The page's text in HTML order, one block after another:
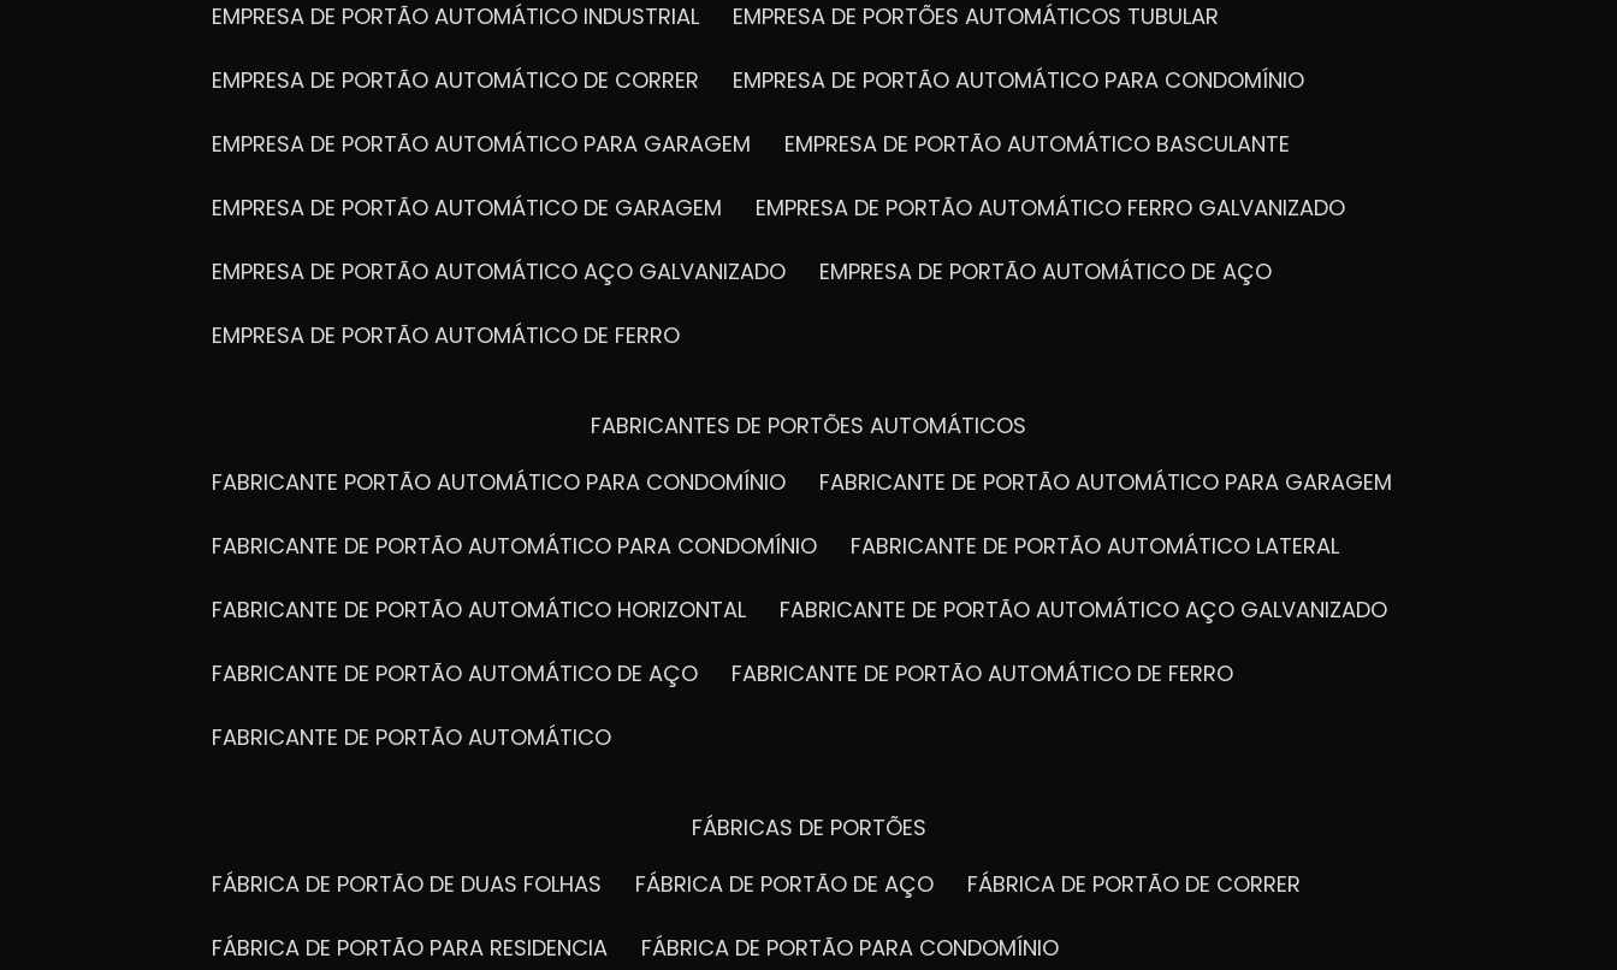
EMPRESA DE PORTÃO AUTOMÁTICO INDUSTRIAL
EMPRESA DE PORTÕES AUTOMÁTICOS TUBULAR
EMPRESA DE PORTÃO AUTOMÁTICO DE CORRER EMPRESA DE PORTÃO AUTOMÁTICO PARA CONDOMÍNIO
EMPRESA DE PORTÃO AUTOMÁTICO PARA GARAGEM EMPRESA DE PORTÃO AUTOMÁTICO BASCULANTE
EMPRESA DE PORTÃO AUTOMÁTICO DE GARAGEM EMPRESA DE PORTÃO AUTOMÁTICO FERRO GALVANIZADO
EMPRESA DE PORTÃO AUTOMÁTICO AÇO GALVANIZADO EMPRESA DE PORTÃO AUTOMÁTICO DE AÇO
EMPRESA DE PORTÃO AUTOMÁTICO DE FERRO
FABRICANTES DE PORTÕES AUTOMÁTICOS
FABRICANTE PORTÃO AUTOMÁTICO PARA CONDOMÍNIO
FABRICANTE DE PORTÃO AUTOMÁTICO PARA GARAGEM
FABRICANTE DE PORTÃO AUTOMÁTICO PARA CONDOMÍNIO FABRICANTE DE PORTÃO AUTOMÁTICO LATERAL
FABRICANTE DE PORTÃO AUTOMÁTICO HORIZONTAL FABRICANTE DE PORTÃO AUTOMÁTICO AÇO GALVANIZADO
FABRICANTE DE PORTÃO AUTOMÁTICO DE AÇO FABRICANTE DE PORTÃO AUTOMÁTICO DE FERRO
FABRICANTE DE PORTÃO AUTOMÁTICO
FÁBRICAS DE PORTÕES
FÁBRICA DE PORTÃO DE DUAS FOLHAS
FÁBRICA DE PORTÃO DE AÇO FÁBRICA DE PORTÃO DE CORRER
FÁBRICA DE PORTÃO PARA RESIDENCIA FÁBRICA DE PORTÃO PARA CONDOMÍNIO